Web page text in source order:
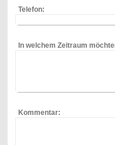
Telefon:
In welchem Zeitraum
Kommentar: